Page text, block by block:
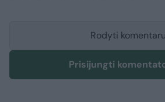
Rodyti
Prisijungti